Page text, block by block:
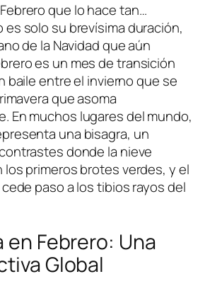
que lo hace tan…
es solo su brevísima duración,
de la Navidad que aún
es un mes de transición
baile entre el invierno que se
que asoma
En muchos lugares del mundo,
una bisagra, un
donde la nieve
los primeros brotes verdes, y el
paso a los tibios rayos del
en Febrero: Una
Global